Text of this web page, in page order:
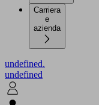
Carriera
e
azienda
undefined.
undefined